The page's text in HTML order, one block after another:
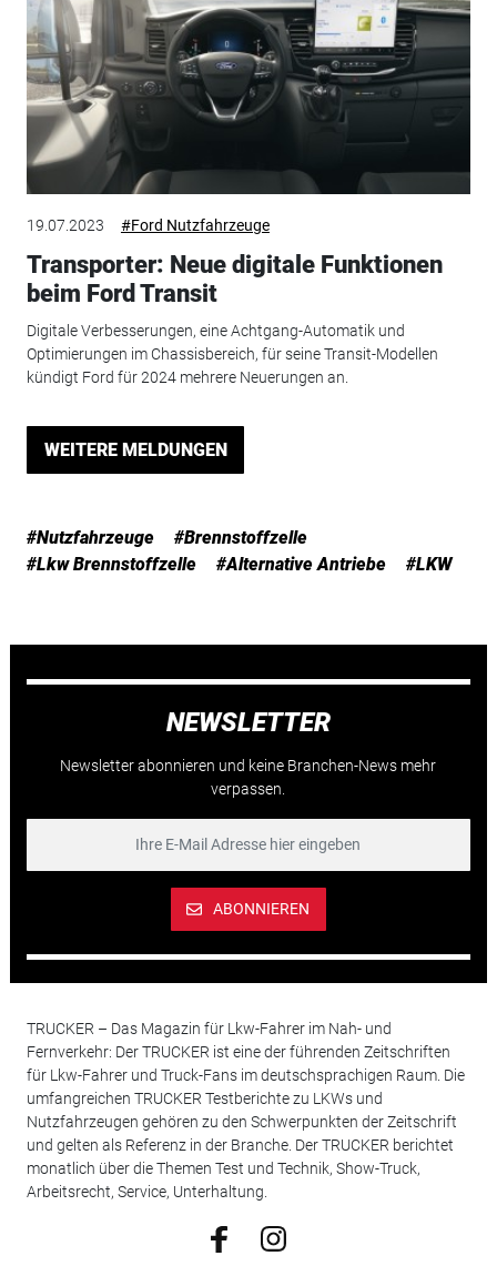
19.07.2023 #Ford Nutzfahrzeuge
Transporter: Neue digitale Funktionen
beim Ford Transit
Digitale Verbesserungen, eine Achtgang-Automatik und
Optimierungen im Chassisbereich, für seine Transit-Modellen
kündigt Ford für 2024 mehrere Neuerungen an.
WEITERE MELDUNGEN
#Nutzfahrzeuge
#Brennstoffzelle
#Lkw Brennstoffzelle
#Alternative Antriebe #LKW
NEWSLETTER
Newsletter abonnieren und keine Branchen-News mehr
verpassen.
ABONNIEREN
TRUCKER – Das Magazin für Lkw-Fahrer im Nah- und
Fernverkehr: Der TRUCKER ist eine der führenden Zeitschriften
für Lkw-Fahrer und Truck-Fans im deutschsprachigen Raum. Die
umfangreichen TRUCKER Testberichte zu LKWs und
Nutzfahrzeugen gehören zu den Schwerpunkten der Zeitschrift
und gelten als Referenz in der Branche. Der TRUCKER berichtet
monatlich über die Themen Test und Technik, Show-Truck,
Arbeitsrecht, Service, Unterhaltung.